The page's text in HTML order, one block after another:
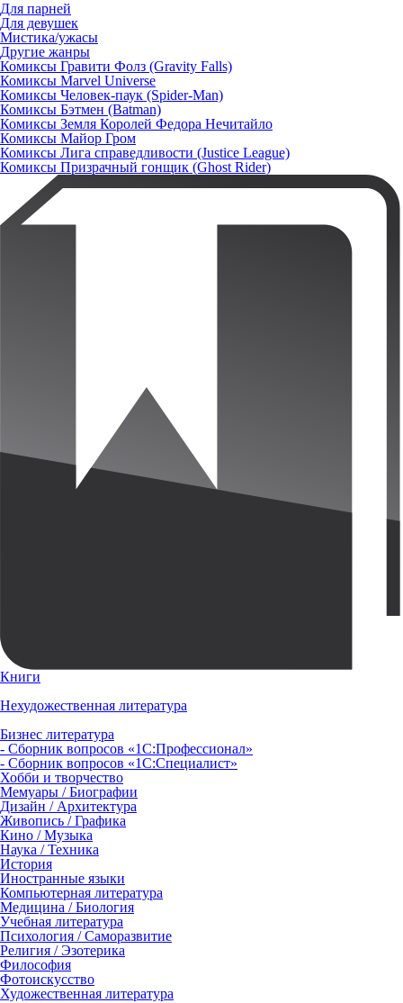
Для парней
Для девушек
Мистика/ужасы
Другие жанры
Комиксы Гравити Фолз (Gravity Falls)
Комиксы Marvel Universe
Комиксы Человек-паук (Spider-Man)
Комиксы Бэтмен (Batman)
Комиксы Земля Королей Федора Нечитайло
Комиксы Майор Гром
Комиксы Лига справедливости (Justice League)
Комиксы Призрачный гонщик (Ghost Rider)
Книги
Нехудожественная литература
Бизнес литература
- Сборник вопросов «1С:Профессионал»
- Сборник вопросов «1С:Специалист»
Хобби и творчество
Мемуары / Биографии
Дизайн / Архитектура
Живопись / Графика
Кино / Музыка
Наука / Техника
История
Иностранные языки
Компьютерная литература
Медицина / Биология
Учебная литература
Психология / Саморазвитие
Религия / Эзотерика
Философия
Фотоискусство
Художественная литература